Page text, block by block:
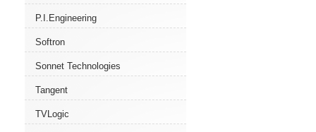
P.I.Engineering
Softron
Sonnet Technologies
Tangent
TVLogic